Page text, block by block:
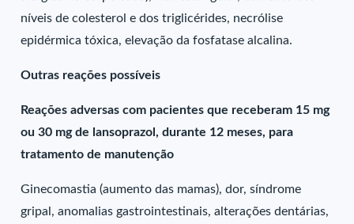
níveis de colesterol e dos triglicérides, necrólise
epidérmica tóxica, elevação da fosfatase alcalina.
Outras reações possíveis
Reações adversas com pacientes que receberam 15 mg
ou 30 mg de lansoprazol, durante 12 meses, para
tratamento de manutenção
Ginecomastia (aumento das mamas), dor, síndrome
gripal, anomalias gastrointestinais, alterações dentárias,